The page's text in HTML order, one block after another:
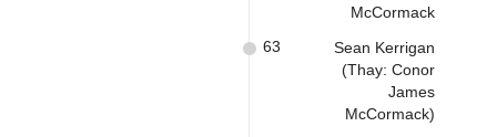
McCormack
Sean Kerrigan
(Thay: Conor
James
McCormack)
63